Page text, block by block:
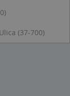
(37-700)